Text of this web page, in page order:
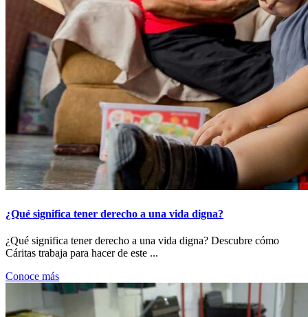
¿Qué significa tener derecho a una vida digna?
¿Qué significa tener derecho a una vida digna? Descubre cómo
Cáritas trabaja para hacer de este ...
Conoce más